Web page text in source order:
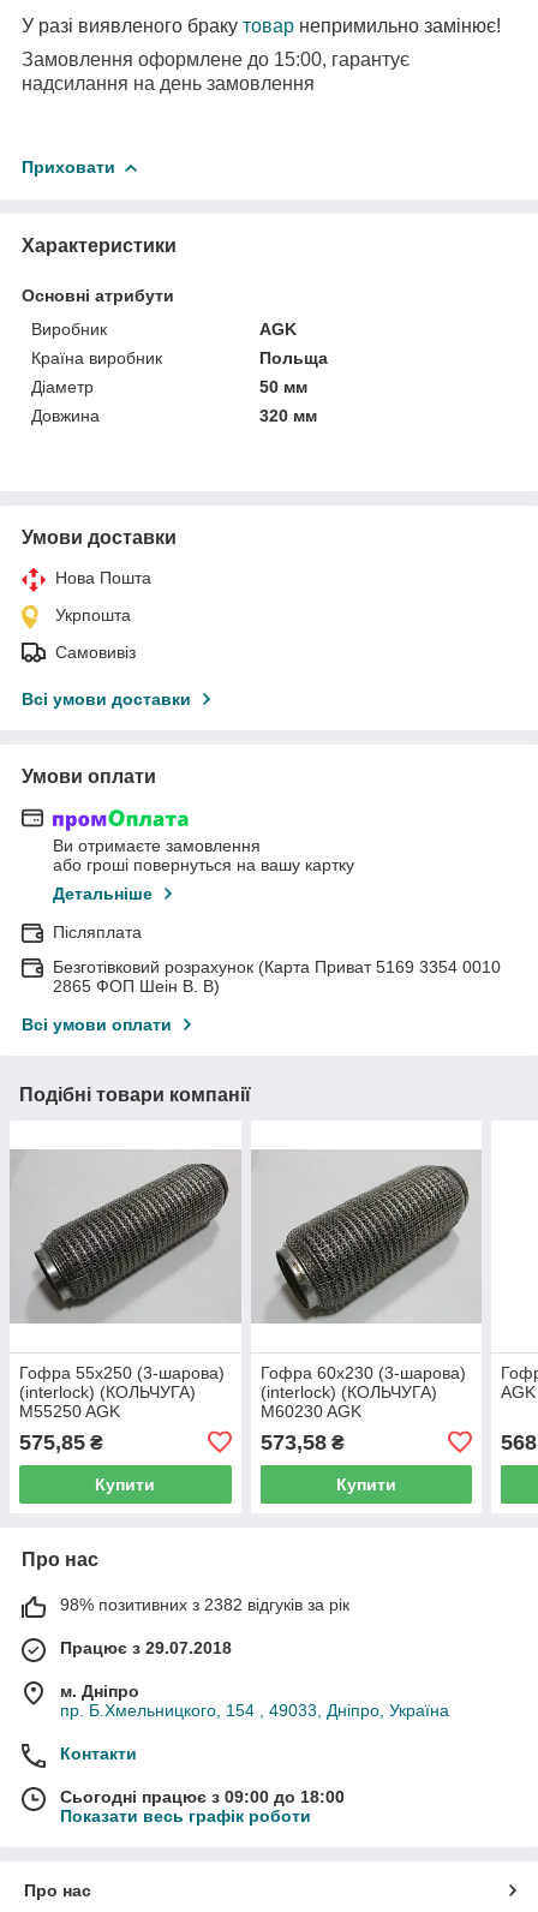
У разі виявленого браку товар непримильно замінює!
Замовлення оформлене до 15:00, гарантує
надсилання на день замовлення
Приховати
Характеристики
Основні атрибути
Виробник
AGK
Країна виробник
Польща
Діаметр
50 мм
Довжина
320 мм
Умови доставки
Нова Пошта
Укрпошта
Самовивіз
Всі умови доставки
Умови оплати
Ви отримаєте замовлення
або гроші повернуться на вашу картку
Детальніше
Післяплата
Безготівковий розрахунок (Карта Приват 5169 3354 0010
2865 ФОП Шеін В. В)
Всі умови оплати
Подібні товари компанії
Гофра 55х250 (3-шарова)
(interlock) (КОЛЬЧУГА)
M55250 AGK
575,85 ₴
Купити
Гофра 60х230 (3-шарова)
(interlock) (КОЛЬЧУГА)
M60230 AGK
573,58₴
Купити
Про нас
98% позитивних з 2382 відгуків за рік
Працює з 29.07.2018
м. Дніпро
пр. Б.Хмельницкого, 154 , 49033, Дніпро, Україна
Контакти
Сьогодні працює з 09:00 до 18:00
Показати весь графік роботи
Про нас